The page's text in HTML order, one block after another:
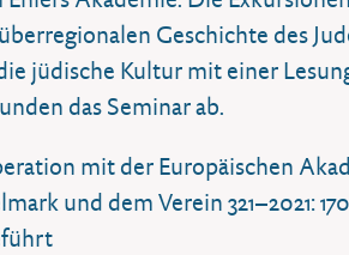
Geschichte des
jüdische Kultur mit einer
das Seminar ab.
mit der Europäischen
und dem Verein 321–2021: